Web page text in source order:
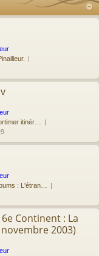
itinér…
: L'étran…
Continent : La
2003)